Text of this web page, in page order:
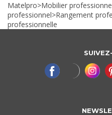
Matelpro>Mobilier
professionnel>Rangement
professionnelle